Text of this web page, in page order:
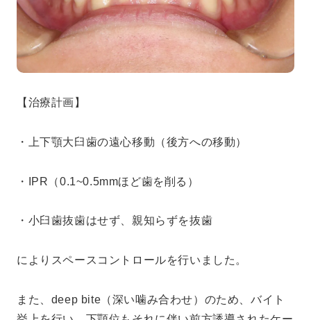
【治療計画】
・上下顎大臼歯の遠心移動（後方への移動）
・IPR（0.1~0.5mmほど歯を削る）
・小臼歯抜歯はせず、親知らずを抜歯
によりスペースコントロールを行いました。
また、deep bite（深い噛み合わせ）のため、バイト